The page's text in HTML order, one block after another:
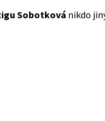
Sobotková nikdo